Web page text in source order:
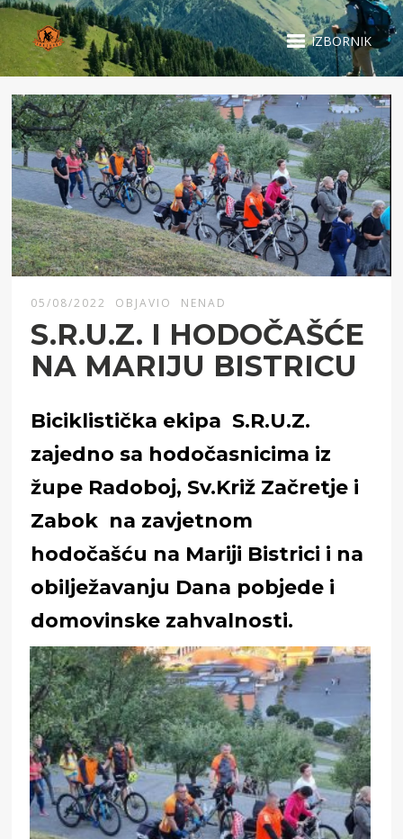
IZBORNIK
05/08/2022 OBJAVIO NENAD
S.R.U.Z. I HODOČAŠĆE
NA MARIJU BISTRICU
Biciklistička ekipa S.R.U.Z.
zajedno sa hodočasnicima iz
župe Radoboj, Sv.Križ Začretje i
Zabok na zavjetnom
hodočašću na Mariji Bistrici i na
obilježavanju Dana pobjede i
domovinske zahvalnosti.